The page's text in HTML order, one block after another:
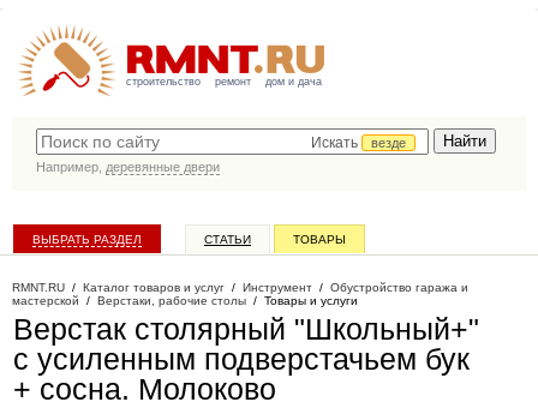
строительство ремонт дом и дача
Искать
везде
Например, деревянные двери
ВЫБРАТЬ РАЗДЕЛ СТАТЬИ ТОВАРЫ
RMNT.RU / Каталог товаров и услуг / Инструмент / Обустройство гаража и
мастерской / Верстаки, рабочие столы / Товары и услуги
Верстак столярный "Школьный+"
с усиленным подверстачьем бук
+ сосна. Молоково